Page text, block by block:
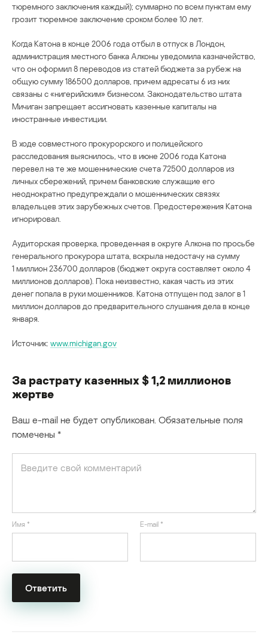
тюремного заключения каждый); суммарно по всем пунктам ему
грозит тюремное заключение сроком более 10 лет.
Когда Катона в конце 2006 года отбыл в отпуск в Лондон,
администрация местного банка Алконы уведомила казначейство,
что он оформил 8 переводов из статей бюджета за рубеж на
общую сумму 186500 долларов, причем адресаты 6 из них
связаны с «нигерийским» бизнесом. Законодательство штата
Мичиган запрещает ассигновать казенные капиталы на
иностранные инвестиции.
В ходе совместного прокурорского и полицейского
расследования выяснилось, что в июне 2006 года Катона
перевел на те же мошеннические счета 72500 долларов из
личных сбережений, причем банковские служащие его
неоднократно предупреждали о мошеннических связях
владельцев этих зарубежных счетов. Предостережения Катона
игнорировал.
Аудиторская проверка, проведенная в округе Алкона по просьбе
генерального прокурора штата, вскрыла недостачу на сумму
1 миллион 236700 долларов (бюджет округа составляет около 4
миллионов долларов). Пока неизвестно, какая часть из этих
денег попала в руки мошенников. Катона отпущен под залог в 1
миллион долларов до предварительного слушания дела в конце
января.
Источник: www.michigan.gov
За растрату казенных $ 1,2 миллионов
жертве
Ваш e-mail не будет опубликован. Обязательные поля
помечены *
Имя * E-mail *